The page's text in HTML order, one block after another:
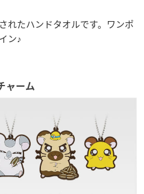
れたハンドタオルです。ワンポ
ン♪
ャーム